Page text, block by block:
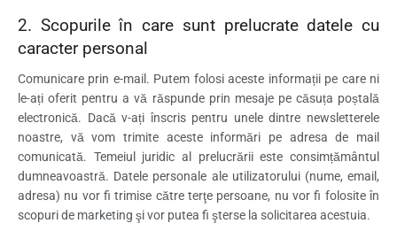
2. Scopurile în care sunt prelucrate datele cu
caracter personal
Comunicare prin e-mail. Putem folosi aceste informații pe care ni
le-ați oferit pentru a vă răspunde prin mesaje pe căsuța poștală
electronică. Dacă v-ați înscris pentru unele dintre newsletterele
noastre, vă vom trimite aceste informări pe adresa de mail
comunicată. Temeiul juridic al prelucrării este consimțământul
dumneavoastră. Datele personale ale utilizatorului (nume, email,
adresa) nu vor fi trimise către terţe persoane, nu vor fi folosite în
scopuri de marketing şi vor putea fi şterse la solicitarea acestuia.